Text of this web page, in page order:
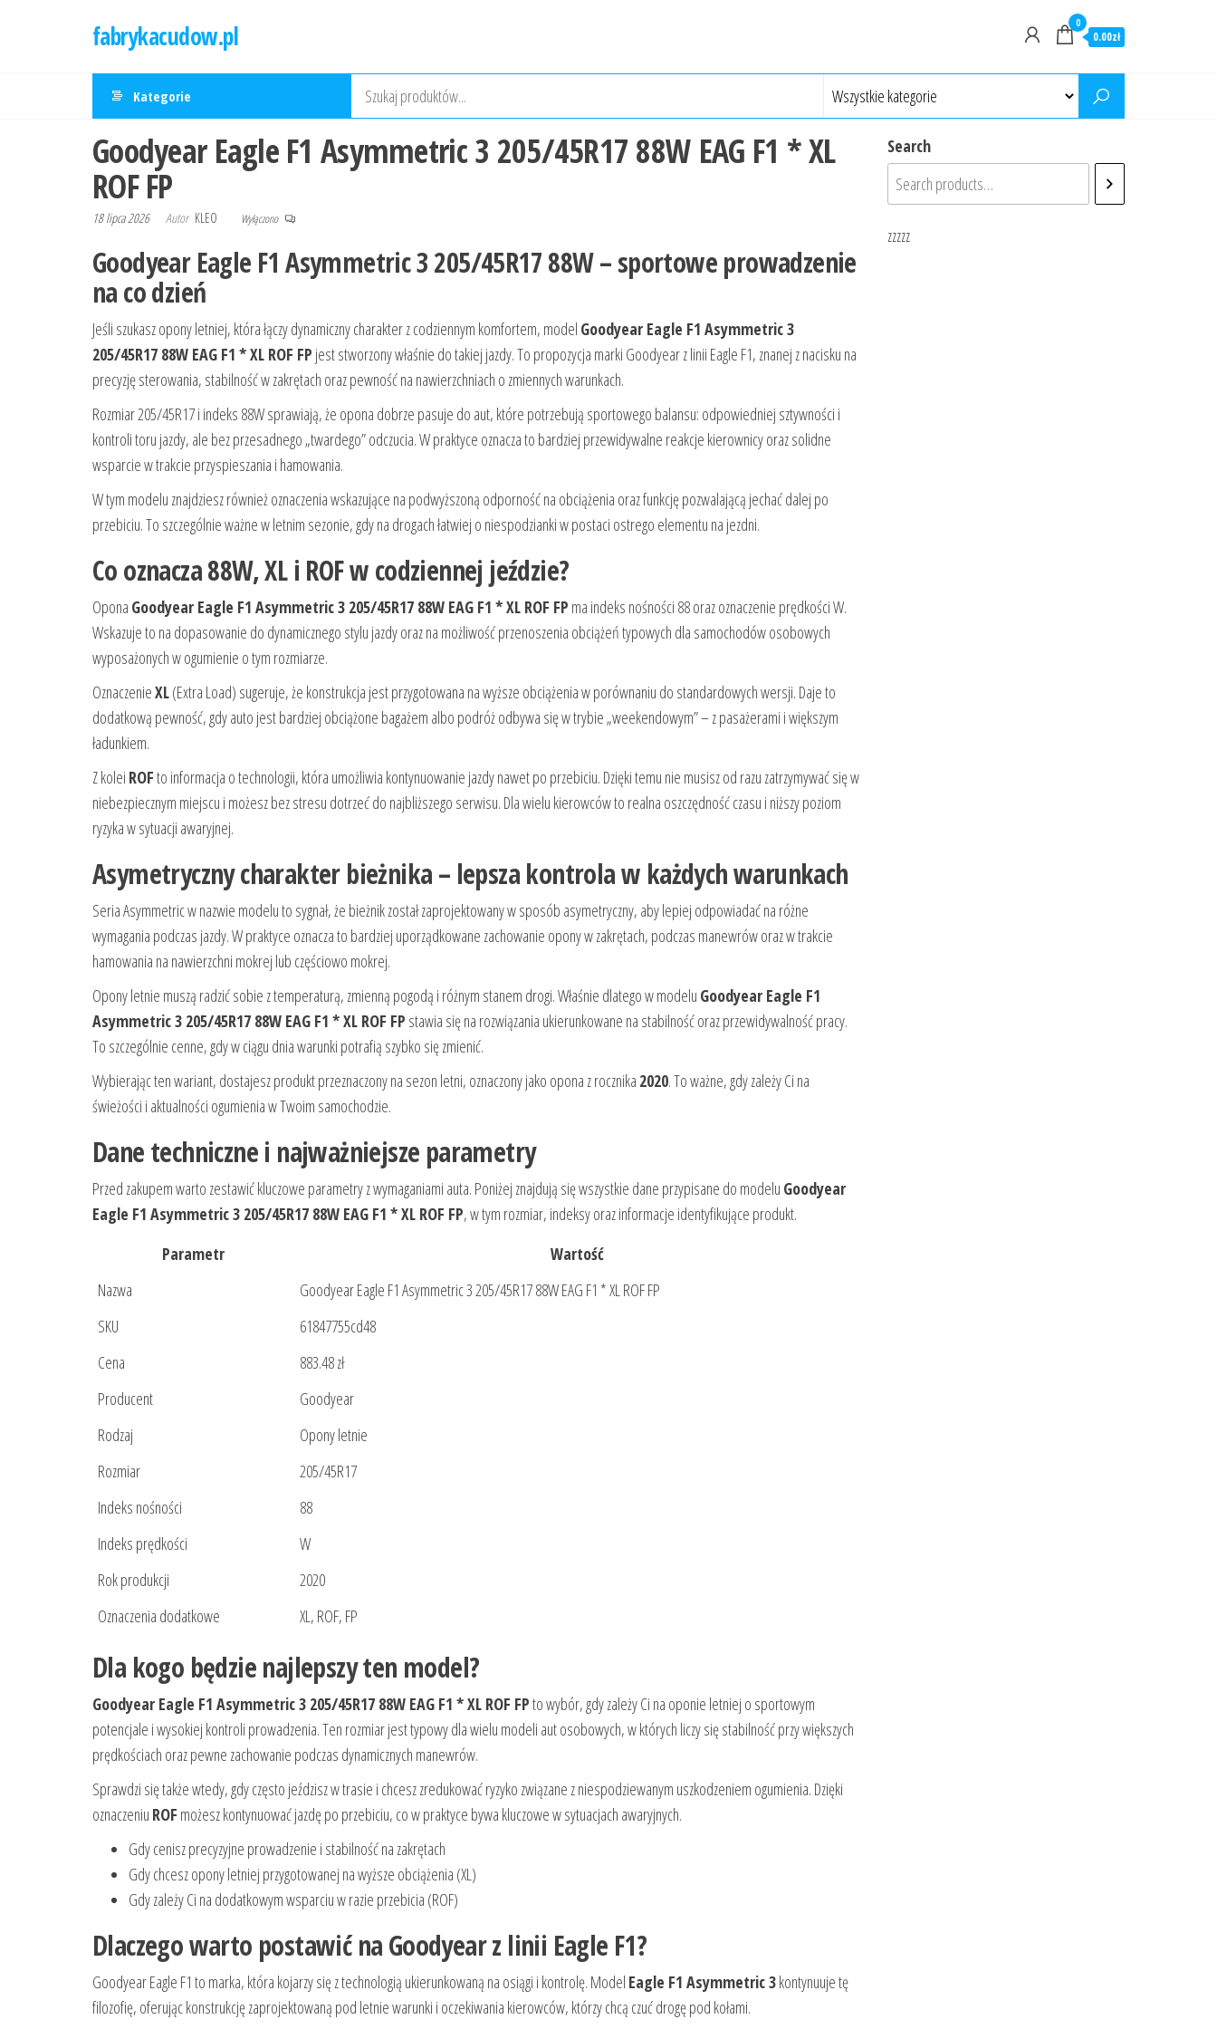
fabrykacudow.pl 0
0.00zł
Kategorie
Goodyear Eagle F1 Asymmetric 3 205/45R17 88W EAG F1 * XL
ROF FP
18 lipca 2026 Autor KLEO Wyłączono
Goodyear Eagle F1 Asymmetric 3 205/45R17 88W – sportowe prowadzenie
na co dzień
Jeśli szukasz opony letniej, która łączy dynamiczny charakter z codziennym komfortem, model Goodyear Eagle F1 Asymmetric 3
205/45R17 88W EAG F1 * XL ROF FP jest stworzony właśnie do takiej jazdy. To propozycja marki Goodyear z linii Eagle F1, znanej z nacisku na
precyzję sterowania, stabilność w zakrętach oraz pewność na nawierzchniach o zmiennych warunkach.
Rozmiar 205/45R17 i indeks 88W sprawiają, że opona dobrze pasuje do aut, które potrzebują sportowego balansu: odpowiedniej sztywności i
kontroli toru jazdy, ale bez przesadnego „twardego” odczucia. W praktyce oznacza to bardziej przewidywalne reakcje kierownicy oraz solidne
wsparcie w trakcie przyspieszania i hamowania.
W tym modelu znajdziesz również oznaczenia wskazujące na podwyższoną odporność na obciążenia oraz funkcję pozwalającą jechać dalej po
przebiciu. To szczególnie ważne w letnim sezonie, gdy na drogach łatwiej o niespodzianki w postaci ostrego elementu na jezdni.
Co oznacza 88W, XL i ROF w codziennej jeździe?
Opona Goodyear Eagle F1 Asymmetric 3 205/45R17 88W EAG F1 * XL ROF FP ma indeks nośności 88 oraz oznaczenie prędkości W.
Wskazuje to na dopasowanie do dynamicznego stylu jazdy oraz na możliwość przenoszenia obciążeń typowych dla samochodów osobowych
wyposażonych w ogumienie o tym rozmiarze.
OznaczenieXL(Extra Load) sugeruje, że konstrukcja jest przygotowana na wyższe obciążenia w porównaniu do standardowych wersji. Daje to
dodatkową pewność, gdy auto jest bardziej obciążone bagażem albo podróż odbywa się w trybie „weekendowym” – z pasażerami i większym
ładunkiem.
Z kolei ROFto informacja o technologii, która umożliwia kontynuowanie jazdy nawet po przebiciu. Dzięki temu nie musisz od razu zatrzymywać się w
niebezpiecznym miejscu i możesz bez stresu dotrzeć do najbliższego serwisu. Dla wielu kierowców to realna oszczędność czasu i niższy poziom
ryzyka w sytuacji awaryjnej.
Asymetryczny charakter bieżnika – lepsza kontrola w każdych warunkach
Seria Asymmetric w nazwie modelu to sygnał, że bieżnik został zaprojektowany w sposób asymetryczny, aby lepiej odpowiadać na różne
wymagania podczas jazdy. W praktyce oznacza to bardziej uporządkowane zachowanie opony w zakrętach, podczas manewrów oraz w trakcie
hamowania na nawierzchni mokrej lub częściowo mokrej.
Opony letnie muszą radzić sobie z temperaturą, zmienną pogodą i różnym stanem drogi. Właśnie dlatego w modelu Goodyear Eagle F1
Asymmetric 3 205/45R17 88W EAG F1 * XL ROF FP stawia się na rozwiązania ukierunkowane na stabilność oraz przewidywalność pracy.
To szczególnie cenne, gdy w ciągu dnia warunki potrafią szybko się zmienić.
Wybierając ten wariant, dostajesz produkt przeznaczony na sezon letni, oznaczony jako opona z rocznika 2020. To ważne, gdy zależy Ci na
świeżości i aktualności ogumienia w Twoim samochodzie.
Dane techniczne i najważniejsze parametry
Przed zakupem warto zestawić kluczowe parametry z wymaganiami auta. Poniżej znajdują się wszystkie dane przypisane do modelu Goodyear
Eagle F1 Asymmetric 3 205/45R17 88W EAG F1 * XL ROF FP, w tym rozmiar, indeksy oraz informacje identyfikujące produkt.
Parametr
Wartość
Nazwa
Goodyear Eagle F1 Asymmetric 3 205/45R17 88W EAG F1 * XL ROF FP
SKU
61847755cd48
Cena
883.48 zł
Producent
Goodyear
Rodzaj
Opony letnie
Rozmiar
205/45R17
Indeks nośności
88
Indeks prędkości
W
Rok produkcji
2020
Oznaczenia dodatkowe
XL, ROF, FP
Dla kogo będzie najlepszy ten model?
Goodyear Eagle F1 Asymmetric 3 205/45R17 88W EAG F1 * XL ROF FPto wybór, gdy zależy Ci na oponie letniej o sportowym
potencjale i wysokiej kontroli prowadzenia. Ten rozmiar jest typowy dla wielu modeli aut osobowych, w których liczy się stabilność przy większych
prędkościach oraz pewne zachowanie podczas dynamicznych manewrów.
Sprawdzi się także wtedy, gdy często jeździsz w trasie i chcesz zredukować ryzyko związane z niespodziewanym uszkodzeniem ogumienia. Dzięki
oznaczeniu ROF możesz kontynuować jazdę po przebiciu, co w praktyce bywa kluczowe w sytuacjach awaryjnych.
Gdy cenisz precyzyjne prowadzenie i stabilność na zakrętach
Gdy chcesz opony letniej przygotowanej na wyższe obciążenia (XL)
Gdy zależy Ci na dodatkowym wsparciu w razie przebicia (ROF)
Dlaczego warto postawić na Goodyear z linii Eagle F1?
Goodyear Eagle F1 to marka, która kojarzy się z technologią ukierunkowaną na osiągi i kontrolę. Model Eagle F1 Asymmetric 3kontynuuje tę
filozofię, oferując konstrukcję zaprojektowaną pod letnie warunki i oczekiwania kierowców, którzy chcą czuć drogę pod kołami.
Search
zzzzz